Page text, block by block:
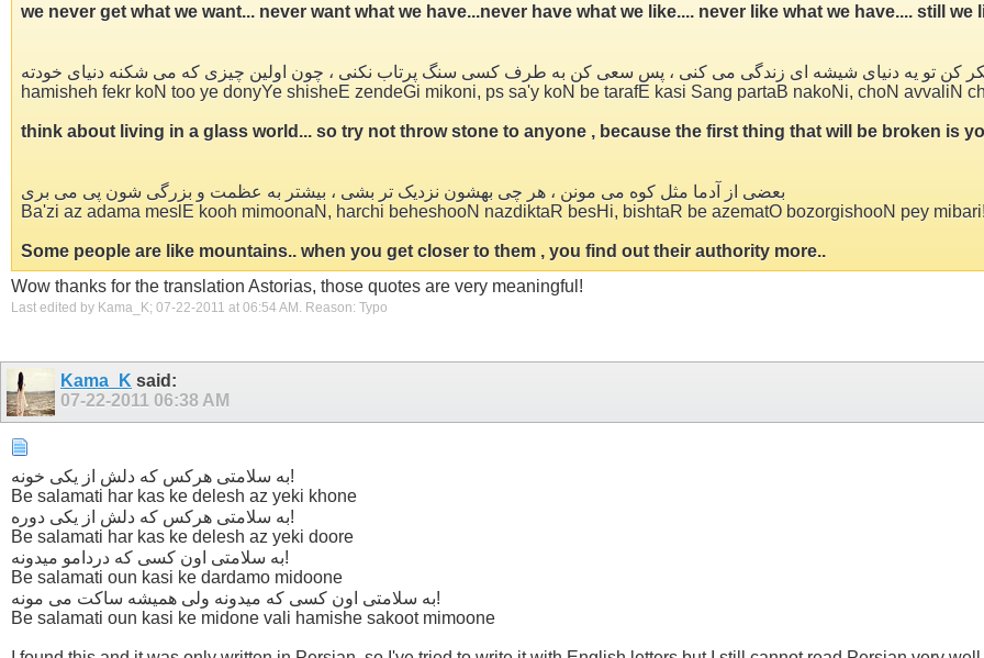
we never get what we want... never want what we have...never have what we like.... never like what we have.... still
کن تو یه دنیای شیشه ای زندگی می کنی ، پس سعی کن به طرف کسی سنگ پرتاب نکنی ، چون اولین چیزی که می شکنه دنیای خودته
hamisheh fekr koN too ye donyYe shisheE zendeGi mikoni, ps sa'y koN be tarafE kasi Sang partaB nakoNi, choN avvaliN
think about living in a glass world... so try not throw stone to anyone , because the first thing that will be broken is
بعضی از آدما مثل کوه می مونن ، هر چی بهشون نزدیک تر بشی ، بیشتر به عظمت و بزرگی شون پی می بری
Ba'zi az adama meslE kooh mimoonaN, harchi beheshooN nazdiktaR besHi, bishtaR be azematO bozorgishooN pey mibari!
Some people are like mountains.. when you get closer to them , you find out their authority more..
Wow thanks for the translation Astorias, those quotes are very meaningful!
Last edited by Kama_K; 07-22-2011 at 06:54 AM . Reason: Typo
Kama_K said:
07-22-2011 06:38 AM
به سلامتی هرکس که دلش از یکی خونه!
Be salamati har kas ke delesh az yeki khone
به سلامتی هرکس که دلش از یکی دوره!
Be salamati har kas ke delesh az yeki doore
به سلامتی اون کسی که دردامو میدونه!
Be salamati oun kasi ke dardamo midoone
به سلامتی اون کسی که میدونه ولی همیشه ساکت می مونه!
Be salamati oun kasi ke midone vali hamishe sakoot mimoone